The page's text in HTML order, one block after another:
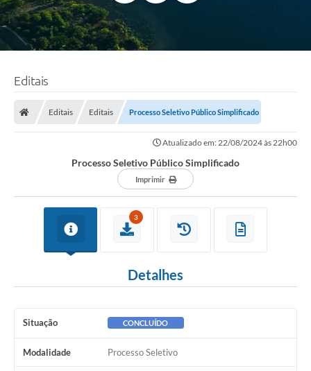
Editais
Editais Editais Processo Seletivo Público Simplificado
Atualizado em: 22/08/2024 às 22h00
Processo Seletivo Público Simplificado
Imprimir
3
Detalhes
Situação CONCLUÍDO
Modalidade Processo Seletivo